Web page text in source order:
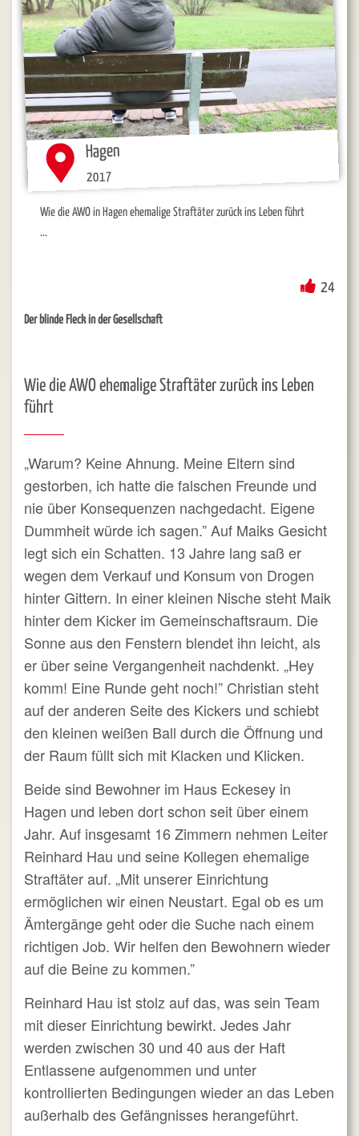
Hagen
2017
Wie die AWO in Hagen ehemalige Straftäter zurück ins Leben führt
...
24
Der blinde Fleck in der Gesellschaft
Wie die AWO ehemalige Straftäter zurück ins Leben
führt
„Warum? Keine Ahnung. Meine Eltern sind
gestorben, ich hatte die falschen Freunde und
nie über Konsequenzen nachgedacht. Eigene
Dummheit würde ich sagen.” Auf Maiks Gesicht
legt sich ein Schatten. 13 Jahre lang saß er
wegen dem Verkauf und Konsum von Drogen
hinter Gittern. In einer kleinen Nische steht Maik
hinter dem Kicker im Gemeinschaftsraum. Die
Sonne aus den Fenstern blendet ihn leicht, als
er über seine Vergangenheit nachdenkt. „Hey
komm! Eine Runde geht noch!” Christian steht
auf der anderen Seite des Kickers und schiebt
den kleinen weißen Ball durch die Öffnung und
der Raum füllt sich mit Klacken und Klicken.
Beide sind Bewohner im Haus Eckesey in
Hagen und leben dort schon seit über einem
Jahr. Auf insgesamt 16 Zimmern nehmen Leiter
Reinhard Hau und seine Kollegen ehemalige
Straftäter auf. „Mit unserer Einrichtung
ermöglichen wir einen Neustart. Egal ob es um
Ämtergänge geht oder die Suche nach einem
richtigen Job. Wir helfen den Bewohnern wieder
auf die Beine zu kommen.”
Reinhard Hau ist stolz auf das, was sein Team
mit dieser Einrichtung bewirkt. Jedes Jahr
werden zwischen 30 und 40 aus der Haft
Entlassene aufgenommen und unter
kontrollierten Bedingungen wieder an das Leben
außerhalb des Gefängnisses herangeführt.